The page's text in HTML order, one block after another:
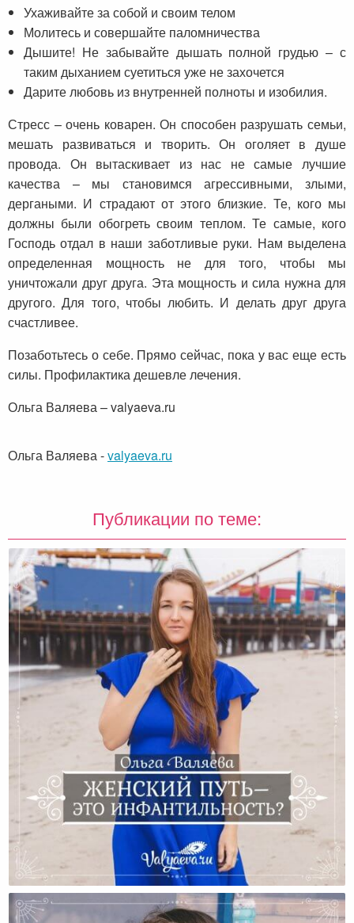
Ухаживайте за собой и своим телом
Молитесь и совершайте паломничества
Дышите! Не забывайте дышать полной грудью – с
таким дыханием суетиться уже не захочется
Дарите любовь из внутренней полноты и изобилия.
Стресс – очень коварен. Он способен разрушать семьи,
мешать развиваться и творить. Он оголяет в душе
провода. Он вытаскивает из нас не самые лучшие
качества – мы становимся агрессивными, злыми,
дергаными. И страдают от этого близкие. Те, кого мы
должны были обогреть своим теплом. Те самые, кого
Господь отдал в наши заботливые руки. Нам выделена
определенная мощность не для того, чтобы мы
уничтожали друг друга. Эта мощность и сила нужна для
другого. Для того, чтобы любить. И делать друг друга
счастливее.
Позаботьтесь о себе. Прямо сейчас, пока у вас еще есть
силы. Профилактика дешевле лечения.
Ольга Валяева – valyaeva.ru
Ольга Валяева-valyaeva.ru
Публикации по теме:
Женский Путь – Это Инфантильность?